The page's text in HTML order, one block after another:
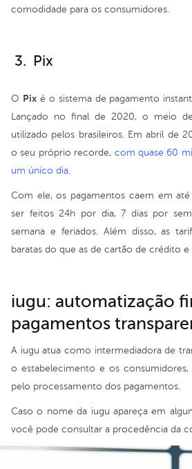
comodidade para os consumidores.
3. Pix
O Pixé o sistema de pagamento
Lançado no final de 2020, o meio
utilizado pelos brasileiros. Em abril de
o seu próprio recorde, com quase 60
um único dia.
Com ele, os pagamentos caem em
ser feitos 24h por dia, 7 dias por
semana e feriados. Além disso, as
baratas do que as de cartão de crédito
iugu: automatização
pagamentos
A iugu atua como intermediadora de
o estabelecimento e os consumidores,
pelo processamento dos pagamentos.
Caso o nome da iugu apareça em
você pode consultar a procedência da